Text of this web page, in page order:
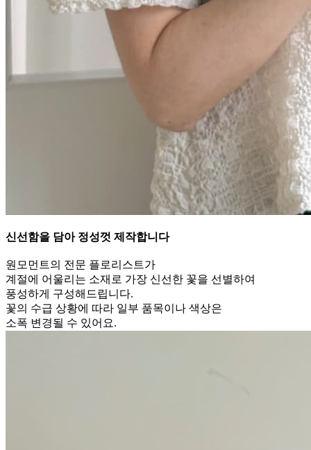
신선함을 담아 정성껏 제작합니다
원모먼트의 전문 플로리스트가
계절에 어울리는 소재로 가장 신선한 꽃을 선별하여
풍성하게 구성해드립니다.
꽃의 수급 상황에 따라 일부 품목이나 색상은
소폭 변경될 수 있어요.